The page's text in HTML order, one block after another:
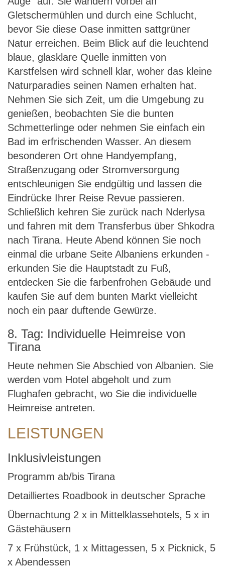
Gletschermühlen und durch eine Schlucht,
bevor Sie diese Oase inmitten sattgrüner
Natur erreichen. Beim Blick auf die leuchtend
blaue, glasklare Quelle inmitten von
Karstfelsen wird schnell klar, woher das kleine
Naturparadies seinen Namen erhalten hat.
Nehmen Sie sich Zeit, um die Umgebung zu
genießen, beobachten Sie die bunten
Schmetterlinge oder nehmen Sie einfach ein
Bad im erfrischenden Wasser. An diesem
besonderen Ort ohne Handyempfang,
Straßenzugang oder Stromversorgung
entschleunigen Sie endgültig und lassen die
Eindrücke Ihrer Reise Revue passieren.
Schließlich kehren Sie zurück nach Nderlysa
und fahren mit dem Transferbus über Shkodra
nach Tirana. Heute Abend können Sie noch
einmal die urbane Seite Albaniens erkunden -
erkunden Sie die Hauptstadt zu Fuß,
entdecken Sie die farbenfrohen Gebäude und
kaufen Sie auf dem bunten Markt vielleicht
noch ein paar duftende Gewürze.
8. Tag: Individuelle Heimreise von
Tirana
Heute nehmen Sie Abschied von Albanien. Sie
werden vom Hotel abgeholt und zum
Flughafen gebracht, wo Sie die individuelle
Heimreise antreten.
LEISTUNGEN
Inklusivleistungen
Programm ab/bis Tirana
Detailliertes Roadbook in deutscher Sprache
Übernachtung 2 x in Mittelklassehotels, 5 x in
Gästehäusern
7 x Frühstück, 1 x Mittagessen, 5 x Picknick, 5
x Abendessen